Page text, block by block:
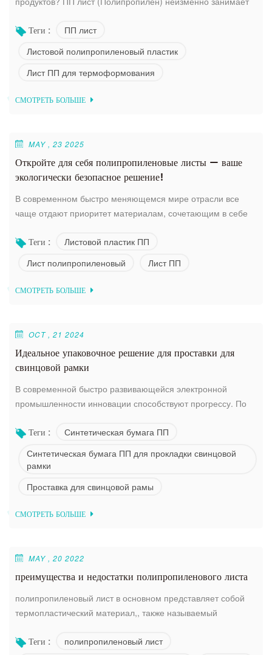
понимаем критические требования к вакуумной формовке
полипропиленовый пластик это разумный выбор: (1)
Высочайшая безопасность пищевых продуктов:
требованиям FDA...
Теги :
ПП лист
Листовой полипропиленовый пластик
Лист ПП для термоформования
СМОТРЕТЬ БОЛЬШЕ
MAY , 23 2025
Откройте для себя полипропиленовые листы — ваше
экологически безопасное решение!
В современном быстро меняющемся мире отрасли все
чаще отдают приоритет материалам, сочетающим в себе
эффективность. Листы полипропиленовые
предлагая непревзойденную универсальность в
упаковочном, автомобильном и промышленном секторах.
Теги :
Листовой пластик ПП
Лист полипропиленовый
Лист ПП
СМОТРЕТЬ БОЛЬШЕ
OCT , 21 2024
Идеальное упаковочное решение для проставки для
свинцовой рамки
В современной быстро развивающейся электронной
промышленности инновации способствуют прогрессу. По
эффективной, то же самое должны делать и компоненты,
является прокладка выводной рамки. В FULLSTAR мы рады
бумагу из полипропилена для прок...
Теги :
Синтетическая бумага ПП
Синтетическая бумага ПП для прокладки свинцовой
рамки
Проставка для свинцовой рамы
СМОТРЕТЬ БОЛЬШЕ
MAY , 20 2022
преимущества и недостатки полипропиленового листа
полипропиленовый лист в основном представляет собой
термопластический материал,, также называемый
сочетает в себе выдающиеся химические,, термические,,
Теги :
полипропиленовый лист